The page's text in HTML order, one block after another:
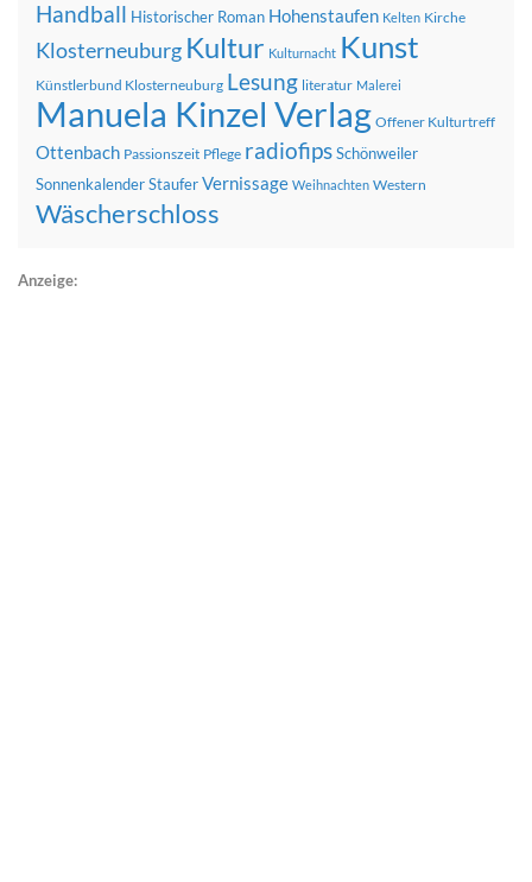
Handball Historischer Roman Hohenstaufen Kelten Kirche
Klosterneuburg Kultur Kulturnacht Kunst
Künstlerbund Klosterneuburg Lesung literatur Malerei
Manuela Kinzel Verlag Offener Kulturtreff
Ottenbach Passionszeit Pflege radiofipsSchönweiler
SonnenkalenderStauferVernissage Weihnachten Western
Wäscherschloss
Anzeige: